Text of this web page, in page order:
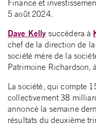
Finance et
5 août 2024.
Dave Kelly succédera à
chef de la direction de
société mère de la
Patrimoine Richardson,
La société, qui compte
collectivement 38
annoncé la semaine
résultats du deuxième